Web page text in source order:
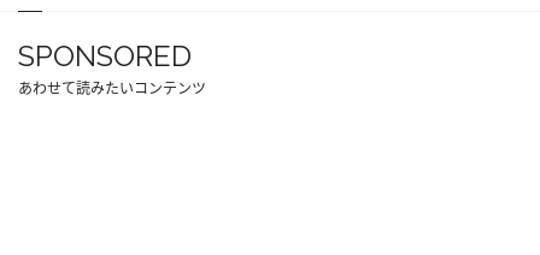
SPONSORED
あわせて読みたいコンテンツ